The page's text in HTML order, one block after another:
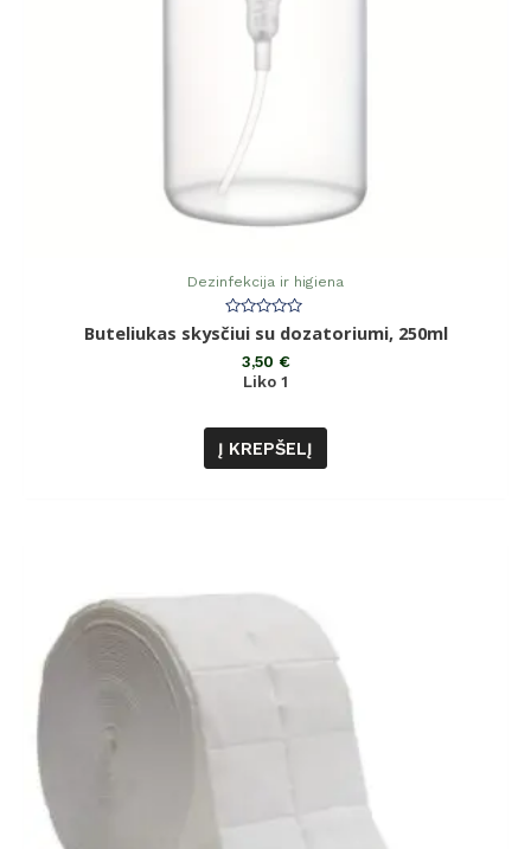
Dezinfekcija ir higiena
Įvertinimas:
0
Buteliukas skysčiui su dozatoriumi, 250ml
3,50 €
Liko 1
Į KREPŠELĮ